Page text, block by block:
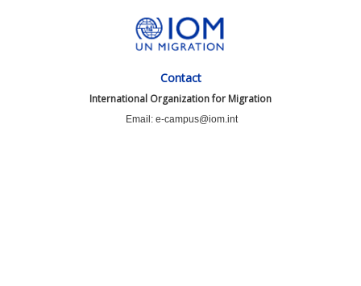
Contact
International Organization for Migration
Email: e-campus@iom.int